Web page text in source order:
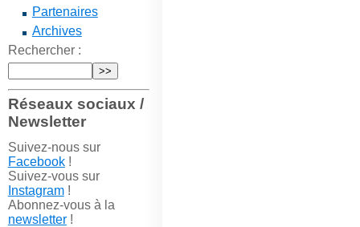
Partenaires
Archives
Rechercher :
Réseaux sociaux /
Newsletter
Suivez-nous sur
Facebook!
Suivez-vous sur
Instagram!
Abonnez-vous à la
newsletter!